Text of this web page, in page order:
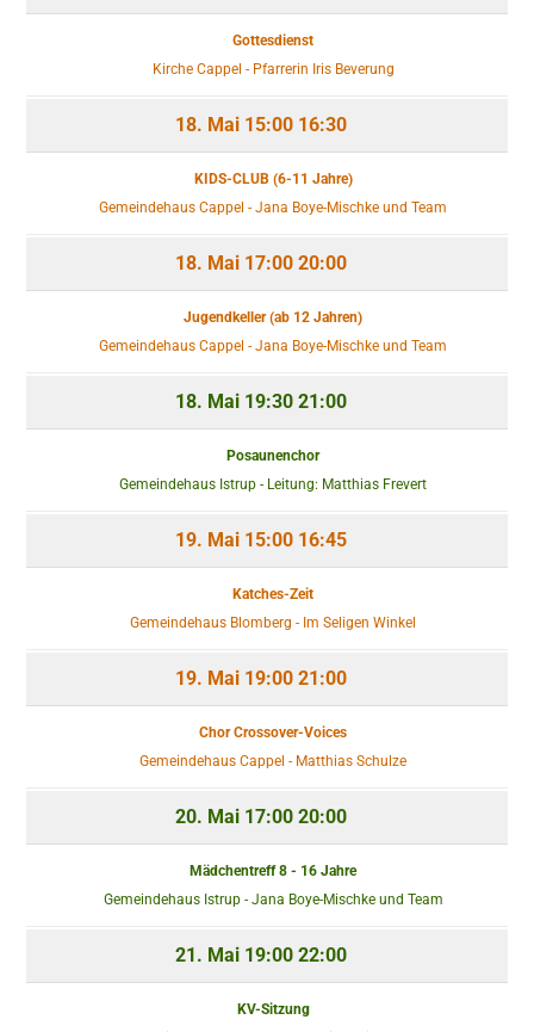
Gottesdienst
Kirche Cappel - Pfarrerin Iris Beverung
18. Mai 15:00 16:30
KIDS-CLUB (6-11 Jahre)
Gemeindehaus Cappel - Jana Boye-Mischke und Team
18. Mai 17:00 20:00
Jugendkeller (ab 12 Jahren)
Gemeindehaus Cappel - Jana Boye-Mischke und Team
18. Mai 19:30 21:00
Posaunenchor
Gemeindehaus Istrup - Leitung: Matthias Frevert
19. Mai 15:00 16:45
Katches-Zeit
Gemeindehaus Blomberg - Im Seligen Winkel
19. Mai 19:00 21:00
Chor Crossover-Voices
Gemeindehaus Cappel - Matthias Schulze
20. Mai 17:00 20:00
Mädchentreff 8 - 16 Jahre
Gemeindehaus Istrup - Jana Boye-Mischke und Team
21. Mai 19:00 22:00
KV-Sitzung